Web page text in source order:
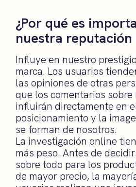
¿Por qué es
nuestra reputación
Influye en nuestro
marca. Los usuarios
las opiniones de otras
que los comentarios sobre
influirán directamente en
posicionamiento y la
se forman de nosotros.
La investigación online
más peso. Antes de
sobre todo para los
de mayor precio, la